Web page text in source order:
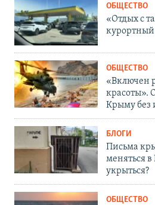
ОБЩЕСТВО
«Отдых с
ОБЩЕСТВО
«Включен
красоты».
Крыму без
БЛОГИ
Письма
меняться
укрыться?
ОБЩЕСТВО